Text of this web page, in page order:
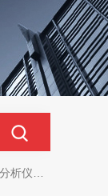
度测定仪